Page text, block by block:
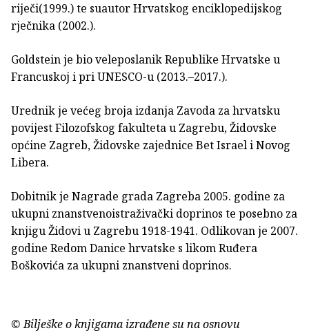
riječi(1999.) te suautor Hrvatskog enciklopedijskog
rječnika (2002.).
Goldstein je bio veleposlanik Republike Hrvatske u
Francuskoj i pri UNESCO-u (2013.–2017.).
Urednik je većeg broja izdanja Zavoda za hrvatsku
povijest Filozofskog fakulteta u Zagrebu, Židovske
općine Zagreb, Židovske zajednice Bet Israel i Novog
Libera.
Dobitnik je Nagrade grada Zagreba 2005. godine za
ukupni znanstvenoistraživački doprinos te posebno za
knjigu Židovi u Zagrebu 1918-1941. Odlikovan je 2007.
godine Redom Danice hrvatske s likom Ruđera
Boškovića za ukupni znanstveni doprinos.
© Bilješke o knjigama izrađene su na osnovu